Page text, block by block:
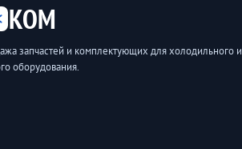
КОМ
запчастей и комплектующих для холодильного и
оборудования.